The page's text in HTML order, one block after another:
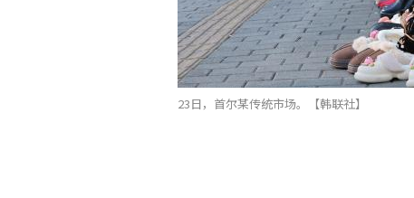
23日，首尔某传统市场。【韩联社】